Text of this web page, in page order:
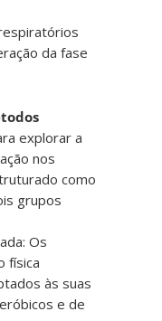
da fase
explorar a
nos
como
grupos
Os
física
às suas
e de